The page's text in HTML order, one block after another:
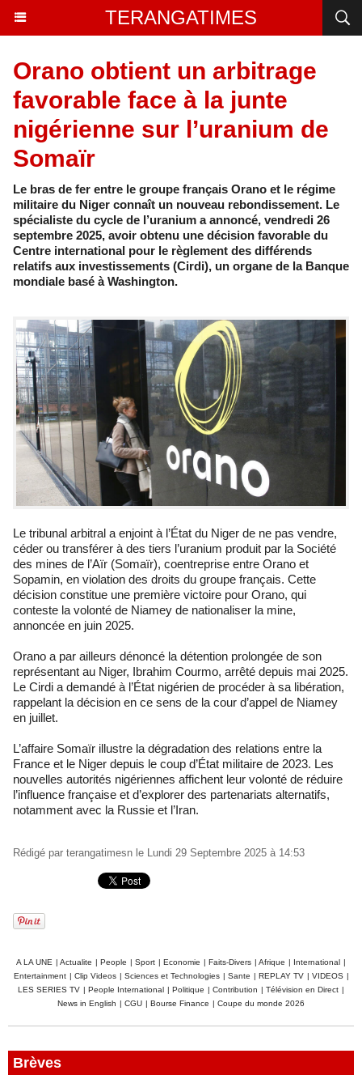
TERANGATIMES
Orano obtient un arbitrage
favorable face à la junte
nigérienne sur l’uranium de
Somaïr
Le bras de fer entre le groupe français Orano et le régime
militaire du Niger connaît un nouveau rebondissement. Le
spécialiste du cycle de l’uranium a annoncé, vendredi 26
septembre 2025, avoir obtenu une décision favorable du
Centre international pour le règlement des différends
relatifs aux investissements (Cirdi), un organe de la Banque
mondiale basé à Washington.
Le tribunal arbitral a enjoint à l’État du Niger de ne pas vendre,
céder ou transférer à des tiers l’uranium produit par la Société
des mines de l’Aïr (Somaïr), coentreprise entre Orano et
Sopamin, en violation des droits du groupe français. Cette
décision constitue une première victoire pour Orano, qui
conteste la volonté de Niamey de nationaliser la mine,
annoncée en juin 2025.
Orano a par ailleurs dénoncé la détention prolongée de son
représentant au Niger, Ibrahim Courmo, arrêté depuis mai 2025.
Le Cirdi a demandé à l’État nigérien de procéder à sa libération,
rappelant la décision en ce sens de la cour d’appel de Niamey
en juillet.
L’affaire Somaïr illustre la dégradation des relations entre la
France et le Niger depuis le coup d’État militaire de 2023. Les
nouvelles autorités nigériennes affichent leur volonté de réduire
l’influence française et d’explorer des partenariats alternatifs,
notamment avec la Russie et l’Iran.
Rédigé par terangatimesn le Lundi 29 Septembre 2025 à 14:53
A LA UNE | Actualite | People | Sport | Economie | Faits-Divers | Afrique | International |
Entertainment | Clip Videos | Sciences et Technologies | Sante | REPLAY TV | VIDEOS |
LES SERIES TV | People International | Politique | Contribution | Télévision en Direct |
News in English | CGU | Bourse Finance | Coupe du monde 2026
Brèves